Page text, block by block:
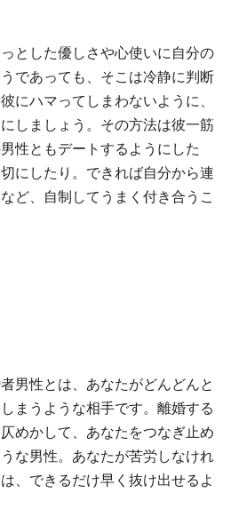
とした優しさや心使いに自分の
であっても、そこは冷静に判断
にハマってしまわないように、
しましょう。その方法は彼一筋
性ともデートするようにした
にしたり。できれば自分から連
ど、自制してうまく付き合うこ
男性とは、あなたがどんどんと
まうような相手です。離婚する
めかして、あなたをつなぎ止め
な男性。あなたが苦労しなけれ
、できるだけ早く抜け出せるよ